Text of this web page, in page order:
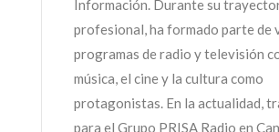
Información. Durante su
profesional, ha formado parte de
programas de radio y televisión
música, el cine y la cultura como
protagonistas. En la actualidad,
para el Grupo PRISA Radio en